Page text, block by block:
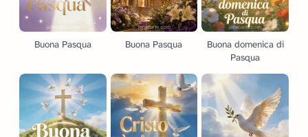
Buona Pasqua Buona Pasqua
Buona domenica di
Pasqua